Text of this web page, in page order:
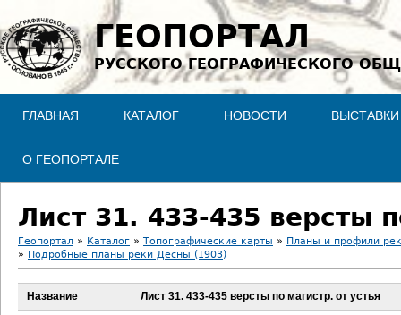
Jump to navigation
ГЕОПОРТАЛ
РУССКОГО ГЕОГРАФИЧЕСКОГО
ГЛАВНАЯ КАТАЛОГ НОВОСТИ ВЫСТАВКИ
О ГЕОПОРТАЛЕ
Лист 31. 433-435 версты
В
ы
Геопортал » Каталог » Топографические карты » Планы и профили
» Подробные планы реки Десны (1903)
Название Лист 31. 433-435 версты по магистр. от устья